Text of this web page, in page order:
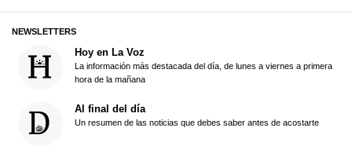
NEWSLETTERS
Hoy en La Voz
La información más destacada del día, de lunes a viernes a primera
hora de la mañana
Al final del día
Un resumen de las noticias que debes saber antes de acostarte